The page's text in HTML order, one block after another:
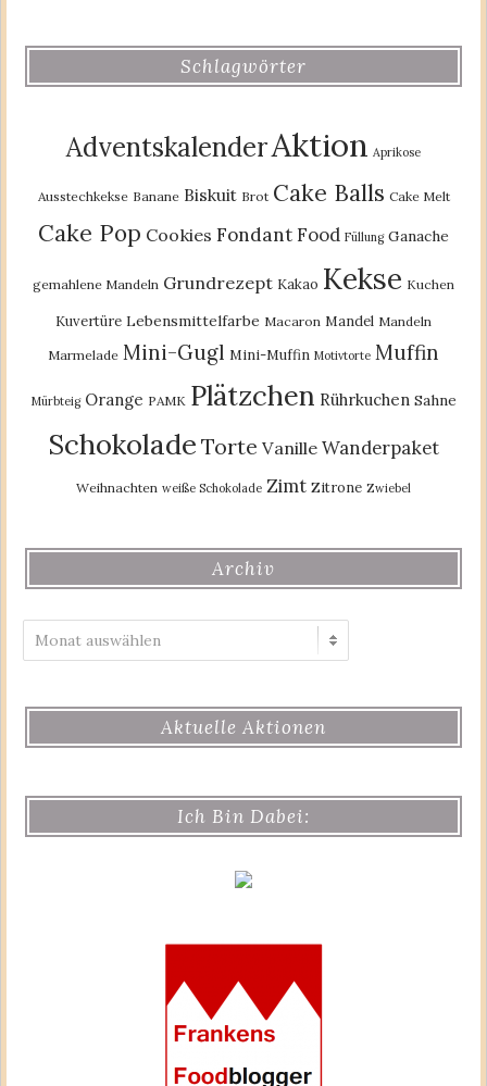
Schlagwörter
AdventskalenderAktion Aprikose
Ausstechkekse Banane Biskuit Brot Cake Balls Cake Melt
Cake Pop Cookies Fondant Food Füllung Ganache
gemahlene Mandeln Grundrezept Kakao Kekse Kuchen
Kuvertüre Lebensmittelfarbe Macaron Mandel Mandeln
Marmelade Mini-Gugl Mini-Muffin Motivtorte Muffin
Mürbteig Orange PAMK Plätzchen Rührkuchen Sahne
Schokolade Torte Vanille Wanderpaket
Weihnachten weiße Schokolade Zimt Zitrone Zwiebel
Archiv
Aktuelle Aktionen
Ich Bin Dabei: